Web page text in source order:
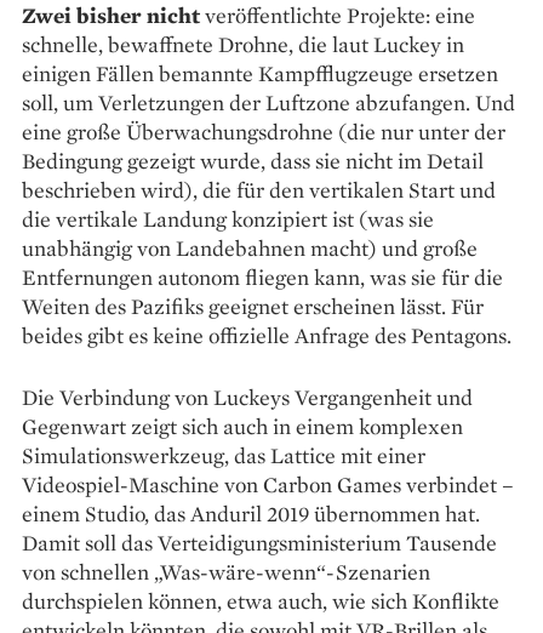
Zwei bisher nichtveröffentlichte Projekte: eine
schnelle, bewaffnete Drohne, die laut Luckey in
einigen Fällen bemannte Kampfflugzeuge ersetzen
soll, um Verletzungen der Luftzone abzufangen. Und
eine große Überwachungsdrohne (die nur unter der
Bedingung gezeigt wurde, dass sie nicht im Detail
beschrieben wird), die für den vertikalen Start und
die vertikale Landung konzipiert ist (was sie
unabhängig von Landebahnen macht) und große
Entfernungen autonom fliegen kann, was sie für die
Weiten des Pazifiks geeignet erscheinen lässt. Für
beides gibt es keine offizielle Anfrage des Pentagons.
Die Verbindung von Luckeys Vergangenheit und
Gegenwart zeigt sich auch in einem komplexen
Simulationswerkzeug, das Lattice mit einer
Videospiel-Maschine von Carbon Games verbindet –
einem Studio, das Anduril 2019 übernommen hat.
Damit soll das Verteidigungsministerium Tausende
von schnellen „Was-wäre-wenn“-Szenarien
durchspielen können, etwa auch, wie sich Konflikte